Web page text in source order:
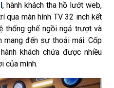
, hành khách tha hồ lướt web,
qua màn hình TV 32 inch kết
thống ghế ngồi ngả trượt và
mang đến sự thoải mái. Cốp
khách chứa được nhiều
của mình.